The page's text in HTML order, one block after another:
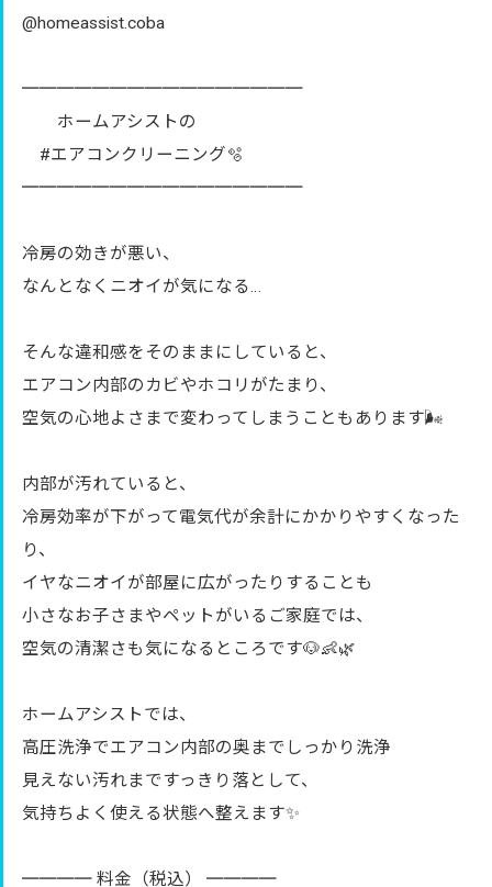
@homeassist.coba
════════════════
ホームアシストの
#エアコンクリーニング🫧
════════════════
冷房の効きが悪い、
なんとなくニオイが気になる…
そんな違和感をそのままにしていると、
エアコン内部のカビやホコリがたまり、
空気の心地よさまで変わってしまうこともあります🌬️
内部が汚れていると、
冷房効率が下がって電気代が余計にかかりやすくなった
り、
イヤなニオイが部屋に広がったりすることも
小さなお子さまやペットがいるご家庭では、
空気の清潔さも気になるところです🐶👶🌿
ホームアシストでは、
高圧洗浄でエアコン内部の奥までしっかり洗浄
見えない汚れまですっきり落として、
気持ちよく使える状態へ整えます✨
════ 料金（税込） ════